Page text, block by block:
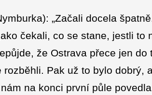
„Začali docela
čekali, co se stane, jestli to
že Ostrava přece jen
rozběhli. Pak už to bylo dobrý,
na konci první půle